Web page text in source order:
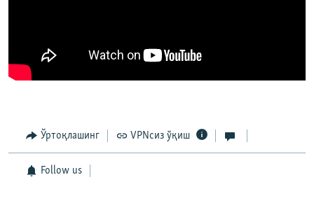
Ўртоқлашинг VPNсиз ўқиш
Follow us